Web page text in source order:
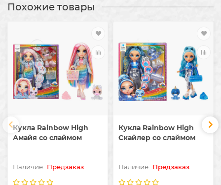
Похожие товары
Кукла Rainbow High
Амайя со слаймом
Предзаказ
Кукла Rainbow High
Скайлер со слаймом
Предзаказ